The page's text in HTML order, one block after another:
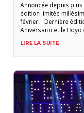
Annoncée depuis
édition limitée
février. Dernière
Aniversario et le Hoyo
officiellement au
LIRE LA SUITE